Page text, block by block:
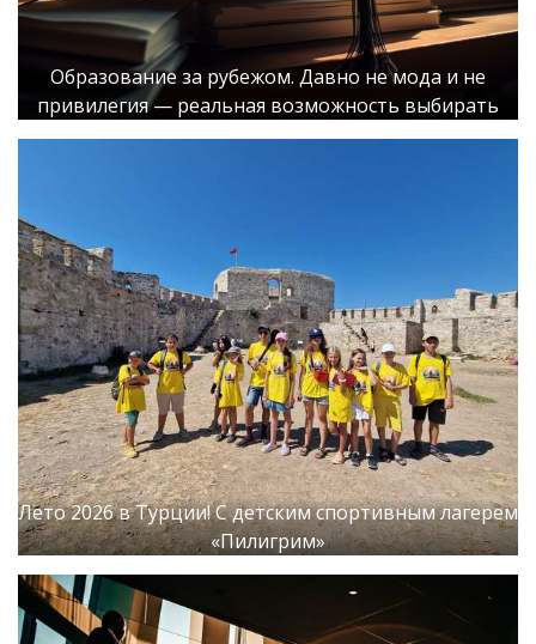
Образование за рубежом. Давно не мода и не
привилегия — реальная возможность выбирать
Лето 2026 в Турции! С детским спортивным лагерем
«Пилигрим»